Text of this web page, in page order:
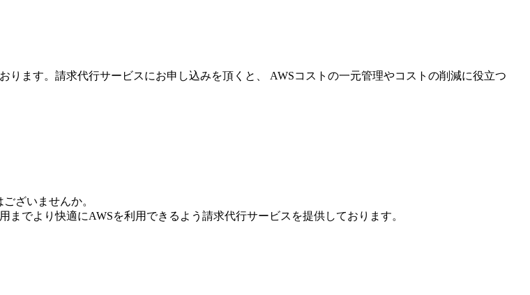
ます。請求代行サービスにお申し込みを頂くと、 AWSコストの一元管理やコストの削減に役立つ
ざいませんか。
でより快適にAWSを利用できるよう請求代行サービスを提供しております。